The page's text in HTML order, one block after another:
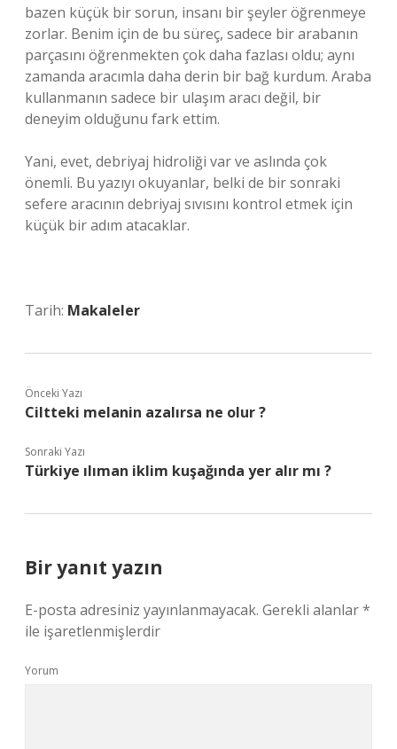
bazen küçük bir sorun, insanı bir şeyler öğrenmeye
zorlar. Benim için de bu süreç, sadece bir arabanın
parçasını öğrenmekten çok daha fazlası oldu; aynı
zamanda aracımla daha derin bir bağ kurdum. Araba
kullanmanın sadece bir ulaşım aracı değil, bir
deneyim olduğunu fark ettim.
Yani, evet, debriyaj hidroliği var ve aslında çok
önemli. Bu yazıyı okuyanlar, belki de bir sonraki
sefere aracının debriyaj sıvısını kontrol etmek için
küçük bir adım atacaklar.
Tarih: Makaleler
Önceki Yazı
Ciltteki melanin azalırsa ne olur ?
Sonraki Yazı
Türkiye ılıman iklim kuşağında yer alır mı ?
Bir yanıt yazın
E-posta adresiniz yayınlanmayacak. Gerekli alanlar*
ile işaretlenmişlerdir
Yorum